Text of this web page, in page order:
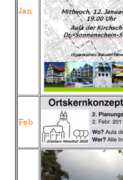
Jan
Feb